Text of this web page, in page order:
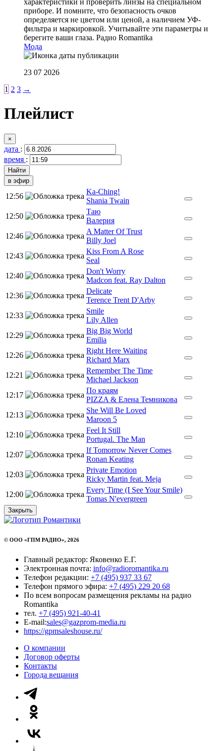
характеристики и проверить линзы на специальном
приборе. И помните, что безопасность очков
определяется не цветом или ценой, а наличием УФ-
фильтра и маркировкой. Учитывайте эти параметры и
берегите ваши глаза. Радио Romantika
Мода
23 07 2026
1 2 3 →
Плейлист
×
дата :
время :
в эфир
12:56
Ka-Ching!
Shania Twain
12:50
Таю
Валерия
12:46
A Matter Of Trust
Billy Joel
12:43
Kiss From A Rose
Seal
12:40
Don't Worry
Madcon feat. Ray Dalton
12:36
Delicate
Terence Trent D'Arby
12:33
Smile
Lily Allen
12:29
Big Big World
Emilia
12:26
Right Here Waiting
Richard Marx
12:21
Remember The Time
Michael Jackson
12:17
По краям
PIZZA & Елена Темникова
12:13
She Will Be Loved
Maroon 5
12:10
Feel It Still
Portugal. The Man
12:07
If Tomorrow Never Comes
Ronan Keating
12:03
Private Emotion
Ricky Martin feat. Meja
12:00
Every Time (I See Your Smile)
Tomas N'evergreen
Закрыть
© ООО «ГПМ РАДИО», 2026
Главный редактор: Яковенко Е.Г.
Электронная почта: info@radioromantika.ru
Телефон редакции: +7 (495) 937 33 67
Телефон прямого эфира: +7 (495) 229 20 68
По всем вопросам размещения рекламы на радио
Romantika
тел. +7 (495) 921-40-41
E-mail:sales@gazprom-media.ru
https://gpmsaleshouse.ru/
О компании
Договор оферты
Контакты
Города вещания